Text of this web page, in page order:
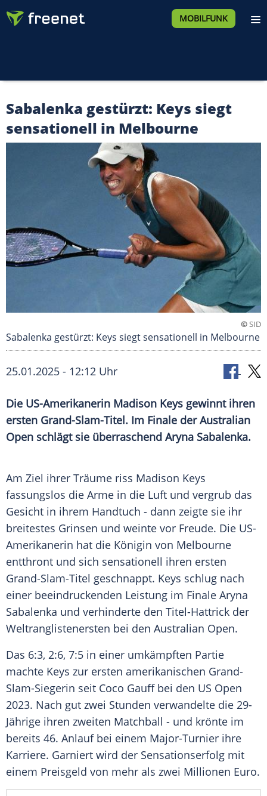
MOBILFUNK
Sabalenka gestürzt: Keys siegt
sensationell in Melbourne
©SID
Sabalenka gestürzt: Keys siegt sensationell in Melbourne
25.01.2025 - 12:12 Uhr
Die US-Amerikanerin Madison Keys gewinnt ihren
ersten Grand-Slam-Titel. Im Finale der Australian
Open schlägt sie überraschend Aryna Sabalenka.
Am Ziel ihrer Träume riss Madison Keys
fassungslos die Arme in die Luft und vergrub das
Gesicht in ihrem Handtuch - dann zeigte sie ihr
breitestes Grinsen und weinte vor Freude. Die US-
Amerikanerin hat die Königin von Melbourne
entthront und sich sensationell ihren ersten
Grand-Slam-Titel geschnappt. Keys schlug nach
einer beeindruckenden Leistung im Finale Aryna
Sabalenka und verhinderte den Titel-Hattrick der
Weltranglistenersten bei den Australian Open.
Das 6:3, 2:6, 7:5 in einer umkämpften Partie
machte Keys zur ersten amerikanischen Grand-
Slam-Siegerin seit Coco Gauffbei den US Open
2023. Nach gut zwei Stunden verwandelte die 29-
Jährige ihren zweiten Matchball - und krönte im
bereits 46. Anlauf bei einem Major-Turnier ihre
Karriere. Garniert wird der Sensationserfolg mit
einem Preisgeld von mehr als zwei Millionen Euro.